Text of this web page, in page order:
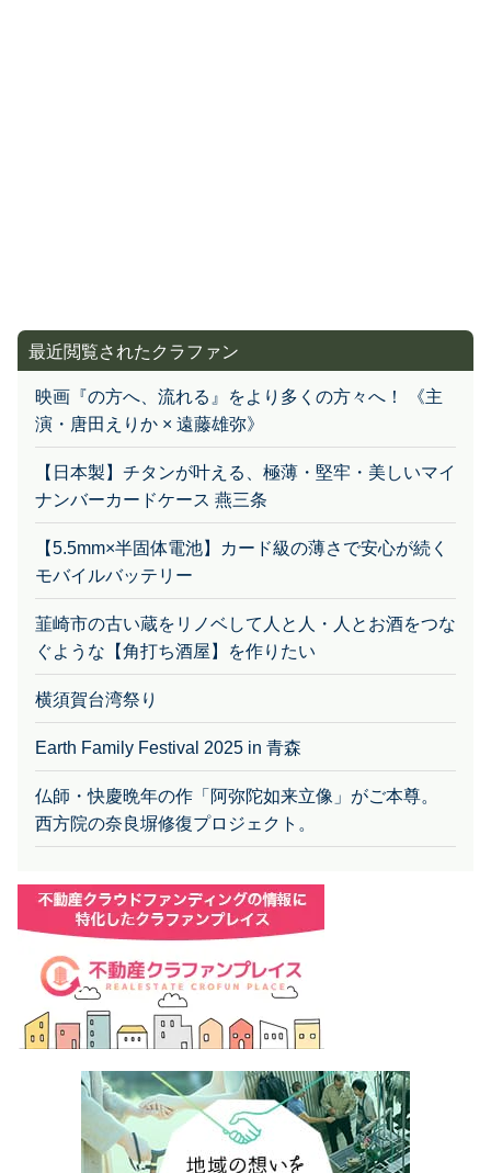
最近閲覧されたクラファン
映画『の方へ、流れる』をより多くの方々へ！ 《主
演・唐田えりか × 遠藤雄弥》
【日本製】チタンが叶える、極薄・堅牢・美しいマイ
ナンバーカードケース 燕三条
【5.5mm×半固体電池】カード級の薄さで安心が続く
モバイルバッテリー
韮崎市の古い蔵をリノベして人と人・人とお酒をつな
ぐような【角打ち酒屋】を作りたい
横須賀台湾祭り
Earth Family Festival 2025 in 青森
仏師・快慶晩年の作「阿弥陀如来立像」がご本尊。
西方院の奈良塀修復プロジェクト。